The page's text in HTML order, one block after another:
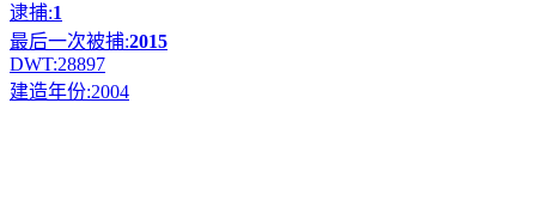
逮捕:1
最后一次被捕:2015
DWT:28897
建造年份:2004